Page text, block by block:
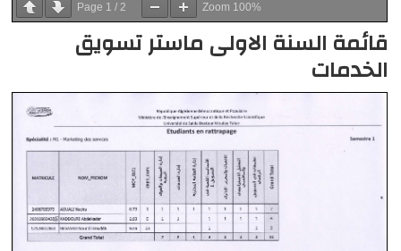
Page 1 / 2 Zoom 100%
قائمة السنة الاولى ماستر تسويق
الخدمات